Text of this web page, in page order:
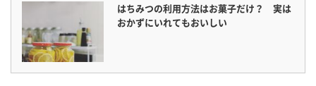
はちみつの利用方法はお菓子だけ？ 実は
おかずにいれてもおいしい